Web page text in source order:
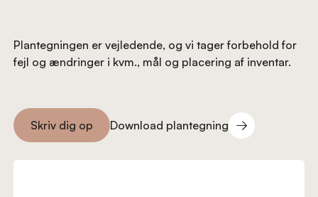
Plantegningen er vejledende, og vi tager forbehold for
fejl og ændringer i kvm., mål og placering af inventar.
Skriv dig op
Skriv dig op
Download plantegning
Download plantegning